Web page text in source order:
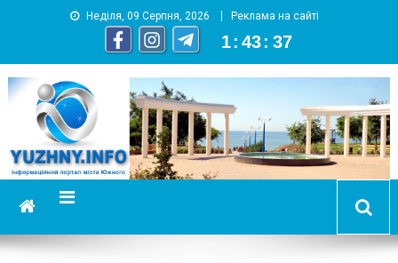
Неділя, 09 Серпня, 2026 Реклама на сайті
1 : 43 : 37
YUZHNY.INFO
информационный портал города Южный